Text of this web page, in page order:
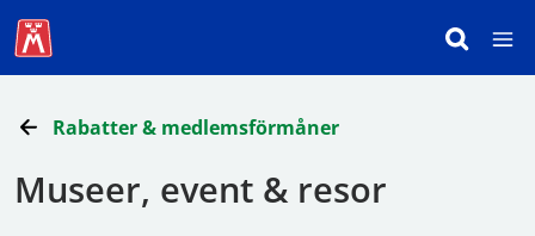
Rabatter & medlemsförmåner
Museer, event & resor